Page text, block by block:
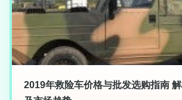
2019年救险车价格与批发选购指南